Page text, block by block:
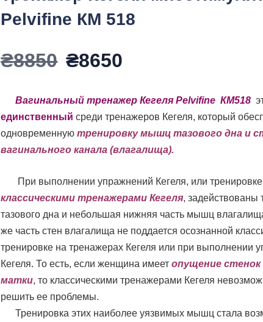
Pelvifine КМ 518
₴8850 Первоначальная
цена
составляла
₴8850.
₴8650
цена:
₴8650.
Вагинальный тренажер Кегеля Pelvifine КМ518
единственный среди тренажеров Кегеля, который
одновременную тренировку мышц тазового дна и
вагинального канала (влагалища).
При выполнении упражнений Кегеля, или
классическими тренажерами Кегеля,
тазового дна и небольшая нижняя часть мышц
же часть стен влагалища не поддается осознанной
тренировке на тренажерах Кегеля или при выполнении
Кегеля. То есть, если женщина имеетопущение
матки, то классическими тренажерами Кегеля
решить ее проблемы.
Тренировка этих наиболее уязвимых мышц стала